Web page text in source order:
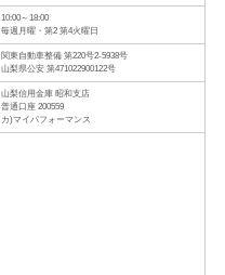
10:00～18:00
毎週月曜・第2 第4火曜日
関東自動車整備 第220号2-5938号
山梨県公安 第471022900122号
山梨信用金庫 昭和支店
普通口座 200559
カ)マイパフォーマンス